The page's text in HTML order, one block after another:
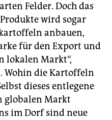
Felder. Doch das
wird sogar
anbauen,
für den Export und
lokalen Markt“,
Wohin die Kartoffeln
dieses entlegene
globalen Markt
im Dorf sind neue